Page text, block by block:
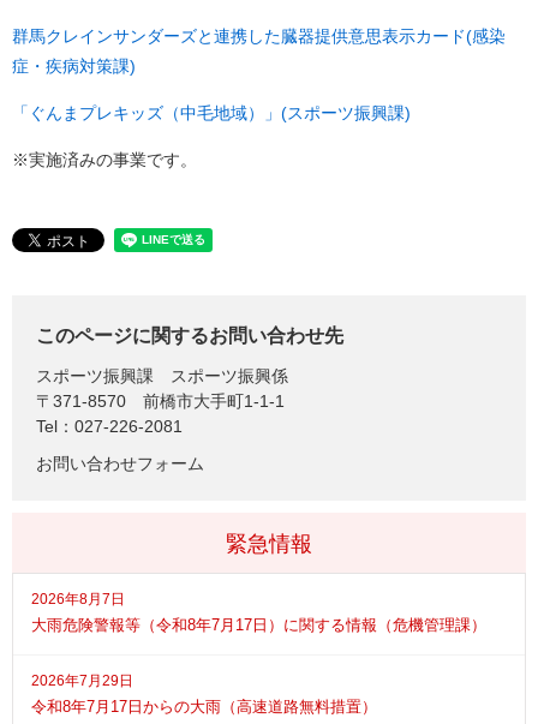
群馬クレインサンダーズと連携した臓器提供意思表示カード(感染
症・疾病対策課)
「ぐんまプレキッズ（中毛地域）」(スポーツ振興課)
※実施済みの事業です。
このページに関するお問い合わせ先
スポーツ振興課
スポーツ振興係
〒371-8570
前橋市大手町1-1-1
Tel：027-226-2081
お問い合わせフォーム
緊急情報
2026年8月7日
大雨危険警報等（令和8年7月17日）に関する情報（危機管理課）
2026年7月29日
令和8年7月17日からの大雨（高速道路無料措置）